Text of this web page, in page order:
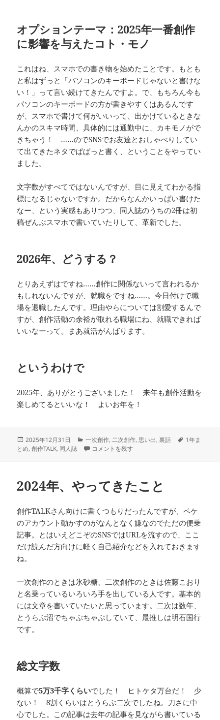
オプションテーマ：2025年一番創作
に影響を与えたコト・モノ
これはね、スマホでの書き物を始めたことです。もとも
と私はずっと「パソコンのキーボードじゃないと書けな
い！」って言い続けてきたんですよ。で、もちろん今も
パソコンのキーボードの方が書きやすくはあるんです
が、スマホで書けて何がいいって、出かけているときな
んかのスキマ時間、具体的には通勤中に、カキモノがで
きちゃう！ ……のでSNSでお友達とおしゃべりしてい
て出てきたネタでぱぱっと書く、ということをやってい
ました。
文字数がすべてではないんですが、目に見えてわかる指
標になるじゃないですか。だからなんかいっぱい書けた
なー、という実感もありつつ、同人誌のうちの2冊は初
稿ぜんぶスマホで書いていたりして、革新でした。
2026年、どうする？
とりあえずはですね……創作に関係ないって言われるか
もしれないんですが、就職をですね……。今日付けで職
場を退職したんです。理由やらについては割愛するんで
すが、創作活動の余裕が取れる職場にね、就職できれば
いいなーって。まあ就活がんばります。
というわけで
2025年、ありがとうございました！ 来年も創作活動を
楽しめてるといいな！ よいお年を！
投
稿
2025年12月31日
カ
テ
一次創作,二次創作,思い出,裏話
タ
1年ま
とめ,創作TALK, 同人誌 2025年、やってきたこと に
コメントを残す
2024年、やってきたこと
創作TALKさん向けに書くつもりだったんですが、ペケ
のアカウント動かすのがなんとなく嫌なのでただの便乗
記事。とはいえどこぞのSNSではURLを流すので、ここ
だけ読んだ方向けに軽く自己紹介などを入れておきます
ね。
一次創作のときは氷砂糖、二次創作のときは佐藤こおり
と名乗っているいろいろ手を出している人です。基本的
には文章を書いていたいと思っています。二次は数年、
とうらぶ沼でちゃぷちゃぷしていて、最推しは明石国行
です。
総文字数
概算で5万3千字くらいでした！ ヒトケタ万台だ！ 少
ない！ 8割くらいはとうらぶ二次でしたね。刀さに中
心でした。この記事は去年の記事を見ながら書いている